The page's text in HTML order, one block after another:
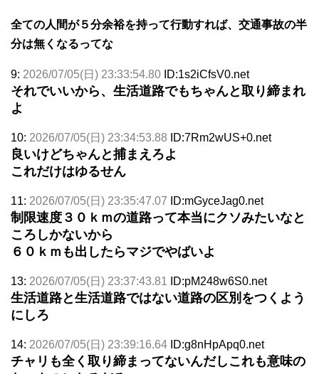
全ての人間が５分余裕を持って行動すれば、交通事故の半
分は無くなるってな
9: 2026/07/05(日) 23:33:54.80 ID:1s2iCfsV0.net
それでいいから、生活道路でもちゃんと取り締まれ
よ
10: 2026/07/05(日) 23:34:53.88 ID:7Rm2wUS+0.net
良いけどちゃんと捕まえろよ
これだけはゆるせん
11: 2026/07/05(日) 23:35:47.07 ID:mGyceJag0.net
制限速度３０ｋｍの道路って本当にクソみたいなと
ころしかないから
６０ｋｍも出したらマジでやばいよ
13: 2026/07/05(日) 23:37:43.81 ID:pM248w6S0.net
生活道路と生活道路ではない道路の区別をつくよう
にしろ
14: 2026/07/05(日) 23:39:16.64 ID:g8nHpApq0.net
チャリも全く取り締まってないんだしこれも意味の